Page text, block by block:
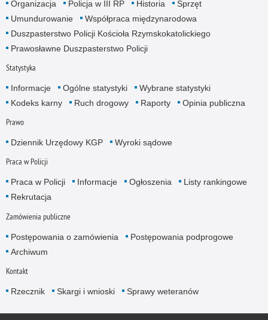
Organizacja
Policja w III RP Historia
Sprzęt
Umundurowanie
Współpraca międzynarodowa
Duszpasterstwo Policji Kościoła Rzymskokatolickiego
Prawosławne Duszpasterstwo Policji
Statystyka
Informacje Ogólne statystyki
Wybrane statystyki
Kodeks karny
Ruch drogowy Raporty Opinia publiczna
Prawo
Dziennik Urzędowy KGP Wyroki sądowe
Praca w Policji
Praca w Policji Informacje Ogłoszenia
Listy rankingowe
Rekrutacja
Zamówienia publiczne
Postępowania o zamówienia
Postępowania podprogowe
Archiwum
Kontakt
Rzecznik Skargi i wnioski Sprawy weteranów